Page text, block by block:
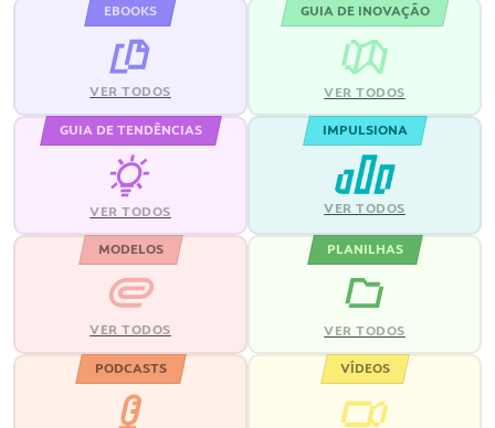
EBOOKS
VER TODOS
GUIA DE INOVAÇÃO
VER TODOS
GUIA DE TENDÊNCIAS
VER TODOS
IMPULSIONA
VER TODOS
MODELOS
VER TODOS
PLANILHAS
VER TODOS
PODCASTS VÍDEOS